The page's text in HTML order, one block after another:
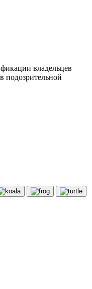
владельцев
подозрительной